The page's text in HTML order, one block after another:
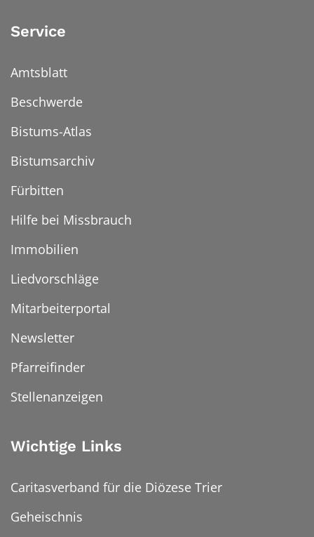
Service
Amtsblatt
Beschwerde
Bistums-Atlas
Bistumsarchiv
Fürbitten
Hilfe bei Missbrauch
Immobilien
Liedvorschläge
Mitarbeiterportal
Newsletter
Pfarreifinder
Stellenanzeigen
Wichtige Links
Caritasverband für die Diözese Trier
Geheischnis